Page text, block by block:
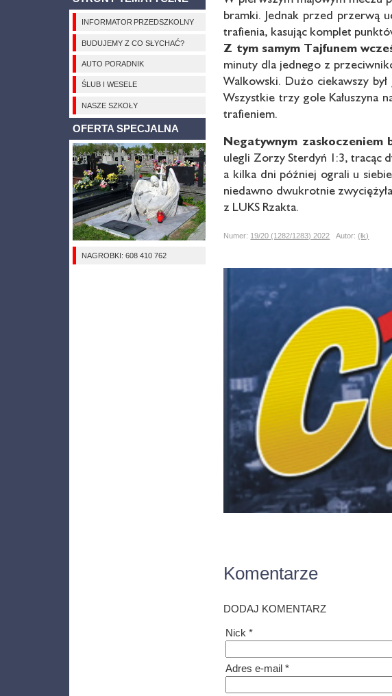
INFORMATOR PRZEDSZKOLNY
BUDUJEMY Z CO SŁYCHAĆ?
AUTO PORADNIK
ŚLUB I WESELE
NASZE SZKOŁY
OFERTA SPECJALNA
NAGROBKI: 608 410 762
bramki. Jednak przed przerwą
trafienia, kasując komplet
Z tym samym Tajfunem
minuty dla jednego z
Walkowski. Dużo ciekawszy
Wszystkie trzy gole Kałuszyna
trafieniem.
Negatywnym zaskoczeniem
ulegli Zorzy Sterdyń 1:3, tracąc
a kilka dni później ograli u
niedawno dwukrotnie
z LUKS Rzakta.
Numer: 19/20 (1282/1283) 2022 Autor:(łk)
Komentarze
DODAJ KOMENTARZ
Nick *
Adres e-mail *